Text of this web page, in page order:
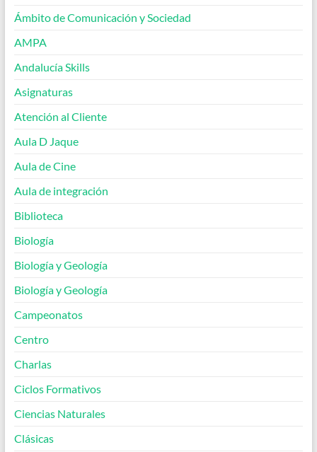
Ámbito de Comunicación y Sociedad
AMPA
Andalucía Skills
Asignaturas
Atención al Cliente
Aula D Jaque
Aula de Cine
Aula de integración
Biblioteca
Biología
Biología y Geología
Biología y Geología
Campeonatos
Centro
Charlas
Ciclos Formativos
Ciencias Naturales
Clásicas